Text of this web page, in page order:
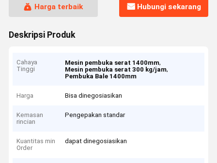
Harga terbaik Hubungi sekarang
Deskripsi Produk
Cahaya
Tinggi
Mesin pembuka serat 1400mm,
Mesin pembuka serat 300 kg/jam,
Pembuka Bale 1400mm
Harga Bisa dinegosiasikan
Kemasan
rincian
Pengepakan standar
Kuantitas min
Order
dapat dinegosiasikan